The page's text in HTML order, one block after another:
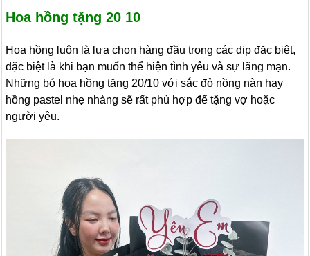
Hoa hồng tặng 20 10
Hoa hồng luôn là lựa chọn hàng đầu trong các dịp đặc biệt,
đặc biệt là khi bạn muốn thể hiện tình yêu và sự lãng mạn.
Những bó hoa hồng tặng 20/10 với sắc đỏ nồng nàn hay
hồng pastel nhẹ nhàng sẽ rất phù hợp để tặng vợ hoặc
người yêu.